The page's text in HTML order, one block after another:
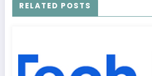
RELATED POSTS